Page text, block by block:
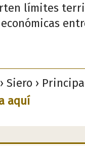
límites
Siero ›
aquí